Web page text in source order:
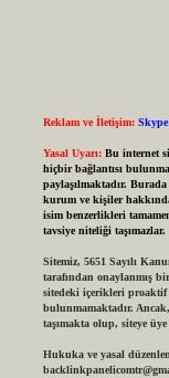
Reklam ve İletişim:
Yasal Uyarı: Bu internet
hiçbir bağlantısı
paylaşılmaktadır.
kurum ve kişiler
isim benzerlikleri
tavsiye niteliği taşımazlar.
Sitemiz, 5651 Sayılı
tarafından onaylanmış
sitedeki içerikleri proaktif
bulunmamaktadır.
taşımakta olup, siteye
Hukuka ve yasal